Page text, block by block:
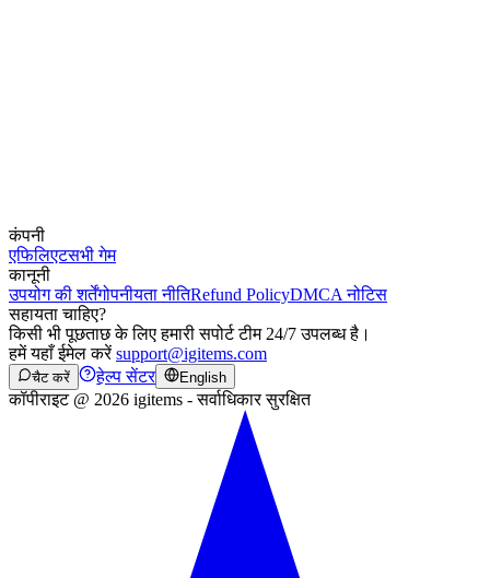
कंपनी
एफिलिएटसभी गेम
कानूनी
उपयोग की शर्तेंगोपनीयता नीतिRefund PolicyDMCA नोटिस
सहायता चाहिए?
किसी भी पूछताछ के लिए हमारी सपोर्ट टीम 24/7 उपलब्ध है।
हमें यहाँ ईमेल करेंsupport@igitems.com
चैट करें हेल्प सेंटर English
कॉपीराइट @ 2026 igitems - सर्वाधिकार सुरक्षित